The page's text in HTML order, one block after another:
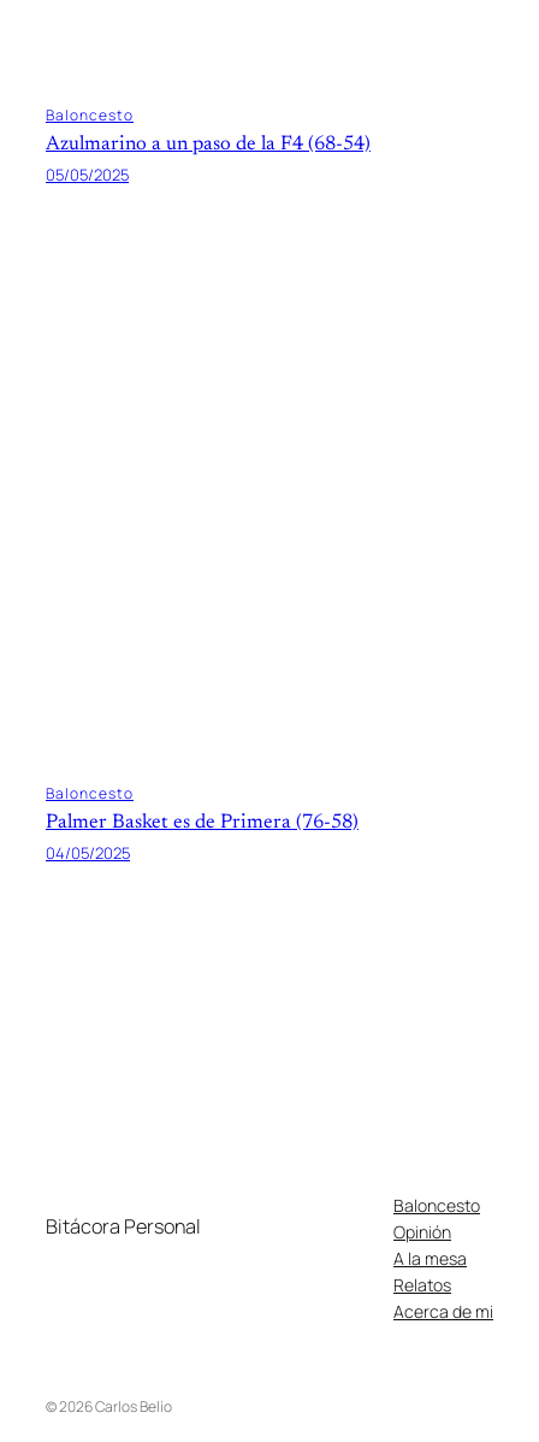
Baloncesto
Azulmarino a un paso de la F4 (68-54)
05/05/2025
Baloncesto
Palmer Basket es de Primera (76-58)
04/05/2025
Bitácora Personal
Baloncesto
Opinión
A la mesa
Relatos
Acerca de mi
© 2026 Carlos Belío